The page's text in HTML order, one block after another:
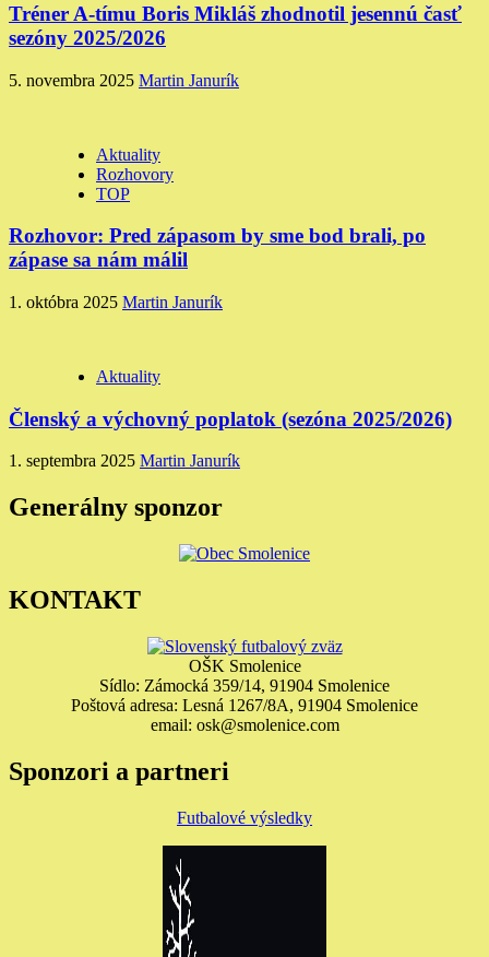
Tréner A-tímu Boris Mikláš zhodnotil jesennú časť
sezóny 2025/2026
5. novembra 2025 Martin Janurík
Aktuality
Rozhovory
TOP
Rozhovor: Pred zápasom by sme bod brali, po
zápase sa nám málil
1. októbra 2025 Martin Janurík
Aktuality
Členský a výchovný poplatok (sezóna 2025/2026)
1. septembra 2025 Martin Janurík
Generálny sponzor
KONTAKT
OŠK Smolenice
Sídlo: Zámocká 359/14, 91904 Smolenice
Poštová adresa: Lesná 1267/8A, 91904 Smolenice
email: osk@smolenice.com
Sponzori a partneri
Futbalové výsledky